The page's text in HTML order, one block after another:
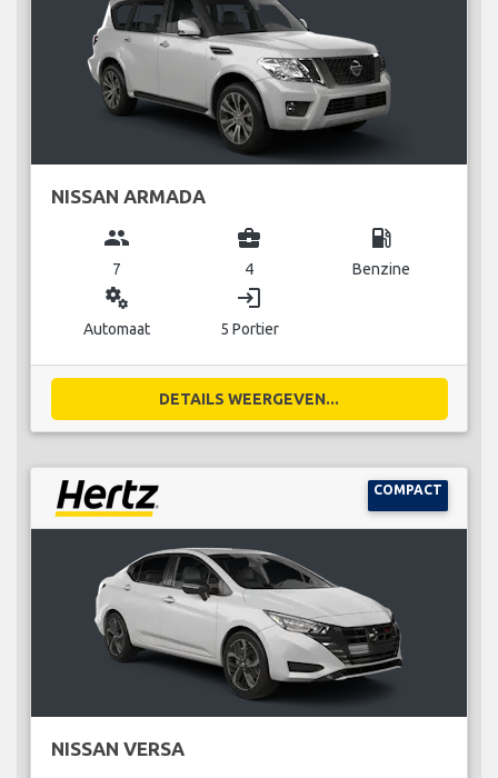
NISSAN ARMADA
group
7
business_center
4
local_gas_station
Benzine
miscellaneous_services
Automaat
login
5 Portier
DETAILS WEERGEVEN...
COMPACT
NISSAN VERSA